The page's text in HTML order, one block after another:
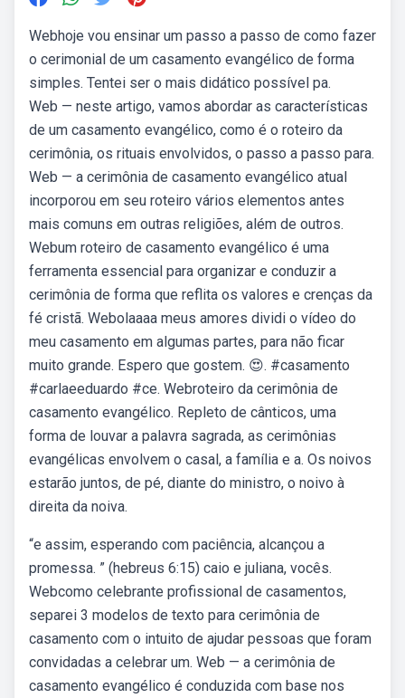
Webhoje vou ensinar um passo a passo de como fazer
o cerimonial de um casamento evangélico de forma
simples. Tentei ser o mais didático possível pa.
Web — neste artigo, vamos abordar as características
de um casamento evangélico, como é o roteiro da
cerimônia, os rituais envolvidos, o passo a passo para.
Web — a cerimônia de casamento evangélico atual
incorporou em seu roteiro vários elementos antes
mais comuns em outras religiões, além de outros.
Webum roteiro de casamento evangélico é uma
ferramenta essencial para organizar e conduzir a
cerimônia de forma que reflita os valores e crenças da
fé cristã. Webolaaaa meus amores ️dividi o vídeo do
meu casamento em algumas partes, para não ficar
muito grande. Espero que gostem. 😍. #casamento
#carlaeeduardo #ce. Webroteiro da cerimônia de
casamento evangélico. Repleto de cânticos, uma
forma de louvar a palavra sagrada, as cerimônias
evangélicas envolvem o casal, a família e a. Os noivos
estarão juntos, de pé, diante do ministro, o noivo à
direita da noiva.
“e assim, esperando com paciência, alcançou a
promessa. ” (hebreus 6:15) caio e juliana, vocês.
Webcomo celebrante profissional de casamentos,
separei 3 modelos de texto para cerimônia de
casamento com o intuito de ajudar pessoas que foram
convidadas a celebrar um. Web — a cerimônia de
casamento evangélico é conduzida com base nos